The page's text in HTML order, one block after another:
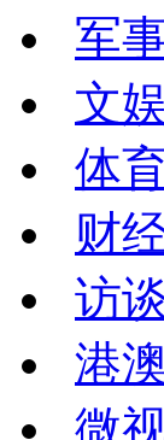
军
文娱
体
财
访
港
微